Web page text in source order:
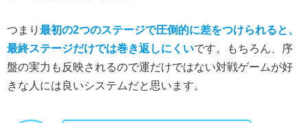
つまり 最初の2つのステージで圧倒的に差をつけられると、
最終ステージだけでは巻き返しにくいです。もちろん、序
盤の実力も反映されるので運だけではない対戦ゲームが好
きな人には良いシステムだと思います。